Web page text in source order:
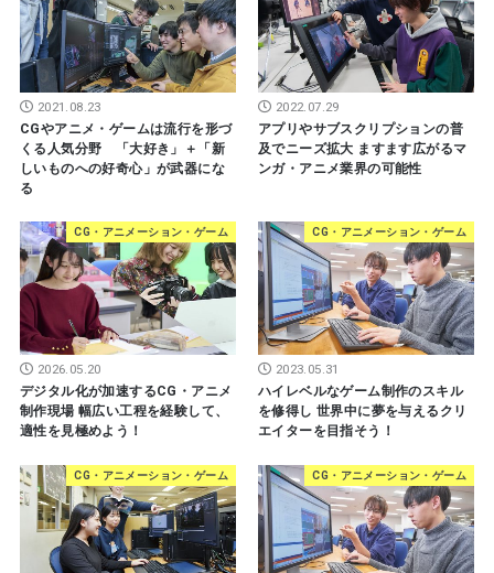
2021.08.23
CGやアニメ・ゲームは流行を形づ
くる人気分野 「大好き」＋「新
しいものへの好奇心」が武器にな
る
2022.07.29
アプリやサブスクリプションの普
及でニーズ拡大 ますます広がるマ
ンガ・アニメ業界の可能性
CG・アニメーション・ゲーム
2026.05.20
デジタル化が加速するCG・アニメ
制作現場 幅広い工程を経験して、
適性を見極めよう！
CG・アニメーション・ゲーム
2023.05.31
ハイレベルなゲーム制作のスキル
を修得し 世界中に夢を与えるクリ
エイターを目指そう！
CG・アニメーション・ゲーム CG・アニメーション・ゲーム